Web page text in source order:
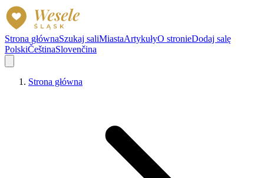
Strona głównaSzukaj saliMiastaArtykułyO stronieDodaj salę
PolskiČeštinaSlovenčina
Strona główna